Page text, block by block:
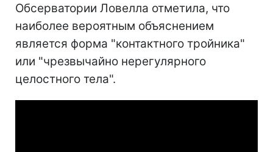
Обсерватории Ловелла отметила, что
наиболее вероятным объяснением
является форма "контактного тройника"
или "чрезвычайно нерегулярного
целостного тела".